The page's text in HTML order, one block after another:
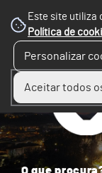
Este site utiliza
Política de
Personalizar
Aceitar todos